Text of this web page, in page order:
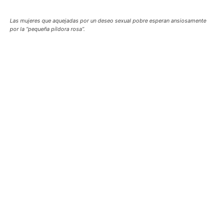
Las mujeres que aquejadas por un deseo sexual pobre esperan ansiosamente
por la “pequeña píldora rosa”.